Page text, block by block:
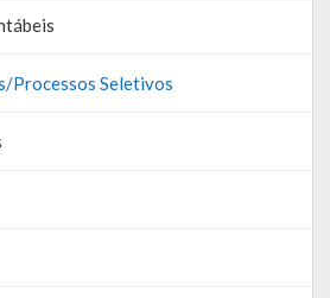
Processos Seletivos